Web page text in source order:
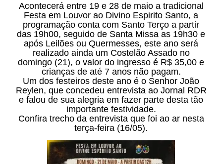
Acontecerá entre 19 e 28 de maio a tradicional
Festa em Louvor ao Divino Espirito Santo, a
programação conta com Santo Terço a partir
das 19h00, seguido de Santa Missa as 19h30 e
após Leilões ou Quermesses, este ano será
realizado ainda um Costelão Assado no
domingo (21), o valor do ingresso é R$ 35,00 e
crianças de até 7 anos não pagam.
Um dos festeiros deste ano é o Senhor João
Reylen, que concedeu entrevista ao Jornal RDR
e falou de sua alegria em fazer parte desta tão
importante festividade.
Confira trecho da entrevista que foi ao ar nesta
terça-feira (16/05).